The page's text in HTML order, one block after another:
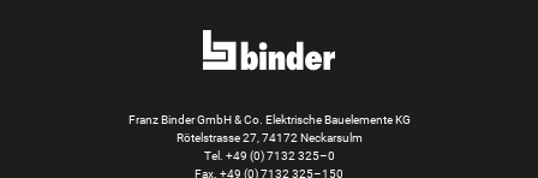
Franz Binder GmbH & Co. Elektrische Bauelemente KG
Rötelstrasse 27, 74172 Neckarsulm
Tel. +49 (0) 7132 325–0
Fax. +49 (0) 7132 325–150